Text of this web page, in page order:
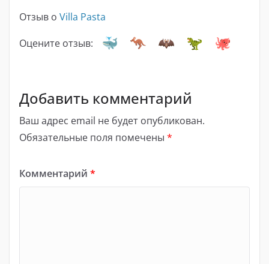
Отзыв о Villa Pasta
Оцените отзыв:
Добавить комментарий
Ваш адрес email не будет опубликован.
Обязательные поля помечены *
Комментарий *